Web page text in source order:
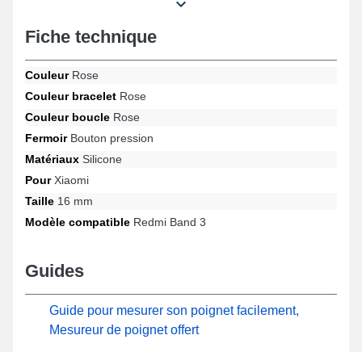
sécurisé. Conçu afin de proposer un confort inégalé et une
avec une dimension de 16 mm, ce qui en fait le choix parfait pour
parfaite afin de remplacer un bracelet cassé ou usé, tout en
offrant une résistance supérieure pour votre smartwatch. Le
sportif et élancé de votre horlogère. Comptant une boucle bouton
pression solide, ce format de bracelet pour montre est approprié
avec les références Redmi Band 3 et bien davantage de la
Xiaomi propose un ajustement parfait avec la référence Redmi
Band 3 de manière précise tout en assurant un port
Fiche technique
CouleurRose
Couleur bracelet Rose
Couleur boucle Rose
FermoirBouton pression
Matériaux Silicone
PourXiaomi
Taille 16 mm
Modèle compatible Redmi Band 3
Guides
Guide pour mesurer son poignet facilement,
Mesureur de poignet offert